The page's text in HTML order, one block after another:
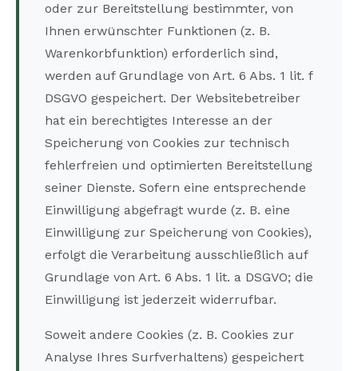
oder zur Bereitstellung bestimmter, von
Ihnen erwünschter Funktionen (z. B.
Warenkorbfunktion) erforderlich sind,
werden auf Grundlage von Art. 6 Abs. 1 lit. f
DSGVO gespeichert. Der Websitebetreiber
hat ein berechtigtes Interesse an der
Speicherung von Cookies zur technisch
fehlerfreien und optimierten Bereitstellung
seiner Dienste. Sofern eine entsprechende
Einwilligung abgefragt wurde (z. B. eine
Einwilligung zur Speicherung von Cookies),
erfolgt die Verarbeitung ausschließlich auf
Grundlage von Art. 6 Abs. 1 lit. a DSGVO; die
Einwilligung ist jederzeit widerrufbar.
Soweit andere Cookies (z. B. Cookies zur
Analyse Ihres Surfverhaltens) gespeichert